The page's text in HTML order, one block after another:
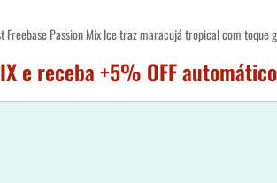
Freebase Passion Mix Ice traz maracujá tropical com
e receba +5% OFF